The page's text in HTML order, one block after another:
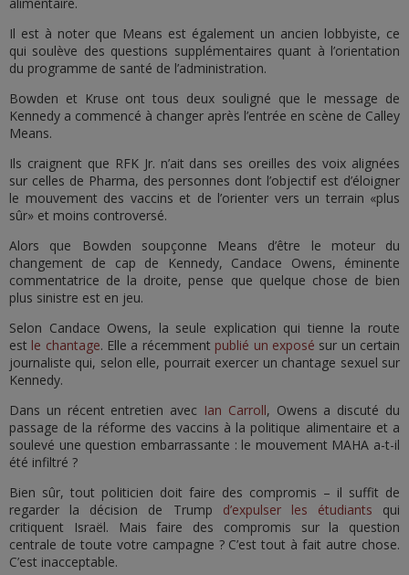
Il est à noter que Means est également un ancien lobbyiste, ce
qui soulève des questions supplémentaires quant à l’orientation
du programme de santé de l’administration.
Bowden et Kruse ont tous deux souligné que le message de
Kennedy a commencé à changer après l’entrée en scène de Calley
Means.
Ils craignent que RFK Jr. n’ait dans ses oreilles des voix alignées
sur celles de Pharma, des personnes dont l’objectif est d’éloigner
le mouvement des vaccins et de l’orienter vers un terrain «plus
sûr» et moins controversé.
Alors que Bowden soupçonne Means d’être le moteur du
changement de cap de Kennedy, Candace Owens, éminente
commentatrice de la droite, pense que quelque chose de bien
plus sinistre est en jeu.
Selon Candace Owens, la seule explication qui tienne la route
est le chantage. Elle a récemment publié un exposé sur un certain
journaliste qui, selon elle, pourrait exercer un chantage sexuel sur
Kennedy.
Dans un récent entretien avec Ian Carroll, Owens a discuté du
passage de la réforme des vaccins à la politique alimentaire et a
soulevé une question embarrassante : le mouvement MAHA a-t-il
été infiltré ?
Bien sûr, tout politicien doit faire des compromis – il suffit de
regarder la décision de Trump d’expulser les étudiants qui
critiquent Israël. Mais faire des compromis sur la question
centrale de toute votre campagne ? C’est tout à fait autre chose.
C’est inacceptable.